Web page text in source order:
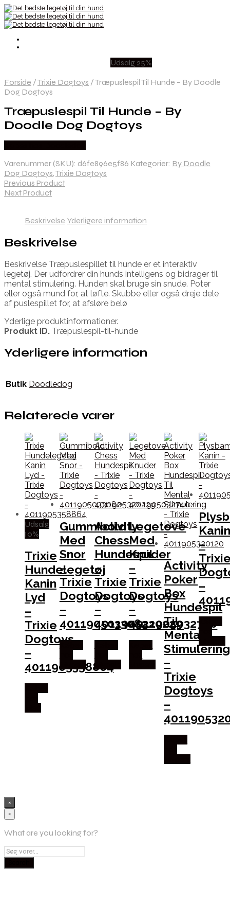
Udsalg 25%
Forside /Trixie Dogtoys /Træpuslespil Til Hunde – By Doodle
Dog Dogtoys
Træpuslespil Til Hunde – By
Doodle Dog Dogtoys
Varenummer (SKU): d6fe896e5f86 Kategorier: By Doodle
Dog Dogtoys,Trixie Dogtoys
Previous Product
Next Product
Beskrivelse Yderligere information
Beskrivelse
Beskrivelse Træpuslespillet til hunde er et interaktiv
legetøj. Der udfordrer din hunds intelligens og bidrager til
mental stimulering. Hunden skal bruge sin snude. Poter
eller også mund for, at løfte. Skubbe eller også dreje dele
af puslespillet for, at afsløre belø
Yderlige produktinformationer.
Produkt ID. Træpuslespil-til-hunde
Yderligere information
Butik Doodledog
Relaterede varer
Udsalg
10%
Trixie
Hundelegetøj
Kanin
Lyd
–
Trixie
Dogtoys
–
4011905358864
Gummibold
Med
Snor
–
Trixie
Dogtoys
–
4011905033082
Købes
Mypets
Activity
Chess
Hundespil
–
Trixie
Dogtoys
–
4011905320229
Mypets
Legetove
Med
Knuder
–
Trixie
Dogtoys
–
4011905032740
Activity
Poker
Box
Hundespil
Til
Mental
Stimulering
–
Trixie
Dogtoys
–
Kanin
–
–
Købes
hos
Mypets
×
×
What are you looking for?